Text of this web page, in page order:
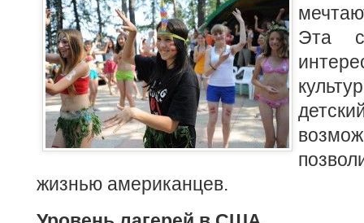
Эта
жизнью американцев.